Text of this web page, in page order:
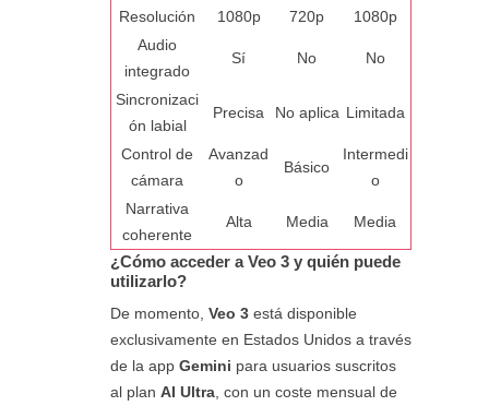
Resolución
1080p 720p
1080p
Audio
integrado
Sí No No
Sincronizaci
ón labial
Precisa No aplica Limitada
Control de
cámara
Avanzad
o
Básico
Intermedi
o
Narrativa
coherente
Alta Media Media
¿Cómo acceder a Veo 3 y quién puede
utilizarlo?
De momento, Veo 3está disponible
exclusivamente en Estados Unidos a través
de la app Gemini para usuarios suscritos
al plan AI Ultra, con un coste mensual de